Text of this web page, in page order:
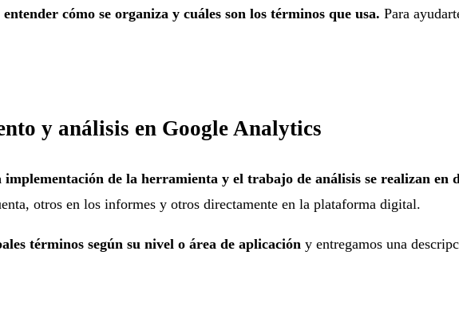
entender cómo se organiza y cuáles son los términos que usa. Para
y análisis en Google Analytics
implementación de la herramienta y el trabajo de análisis se realizan en
otros en los informes y otros directamente en la plataforma digital.
términos según su nivel o área de aplicación y entregamos una